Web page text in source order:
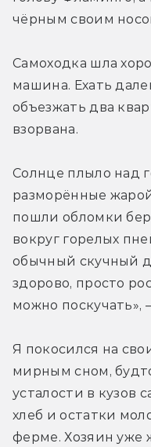
чёрным своим
Самоходка шла
машина. Ехать
объезжать два
взорвана.
Солнце плыло над
разморённые
пошли обломки
вокруг горелых
обычный скучный
здорово, просто
можно поскучать»,
Я покосился на
мирным сном,
усталости в кузов
хлеб и остатки
ферме. Хозяин уже